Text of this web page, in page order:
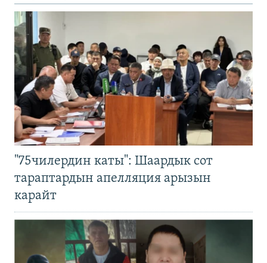
"75чилердин каты": Шаардык сот
тараптардын апелляция арызын
карайт